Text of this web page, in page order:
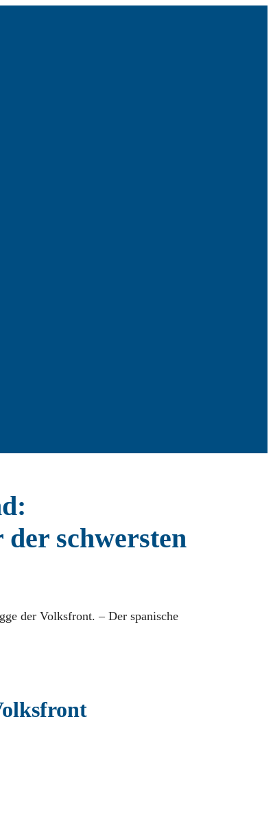
schwersten
der Volksfront. – Der spanische